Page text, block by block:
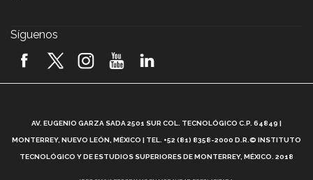
2026! (video)
¿Cómo es el Modelo Educativo Tec? (video)
Síguenos
AV. EUGENIO GARZA SADA 2501 SUR COL. TECNOLÓGICO C.P. 64849 |
MONTERREY, NUEVO LEÓN, MÉXICO | TEL. +52 (81) 8358-2000 D.R.© INSTITUTO
TECNOLÓGICO Y DE ESTUDIOS SUPERIORES DE MONTERREY, MÉXICO. 2018